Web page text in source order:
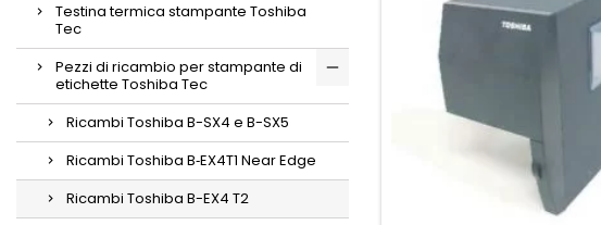
Testina termica stampante Toshiba
Tec
Pezzi di ricambio per stampante di
etichette Toshiba Tec
Ricambi Toshiba B-SX4 e B-SX5
Ricambi Toshiba B‑EX4T1 Near Edge
Ricambi Toshiba B-EX4 T2